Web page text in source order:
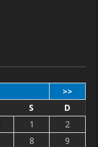
>>
S
D
1
2
8
9